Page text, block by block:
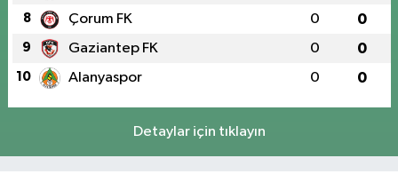
8 Çorum FK 0 0
9 Gaziantep FK 0 0
10 Alanyaspor 0 0
Detaylar için tıklayın